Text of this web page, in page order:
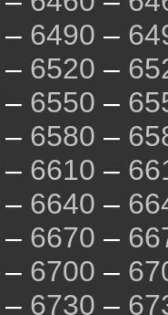
– 6490 –
– 6520 –
– 6550 –
– 6580 –
– 6610 –
– 6640 –
– 6670 –
– 6700 –
– 6730 –